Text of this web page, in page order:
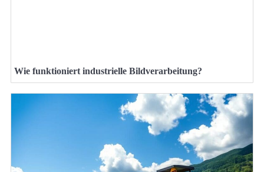
Wie funktioniert industrielle Bildverarbeitung?